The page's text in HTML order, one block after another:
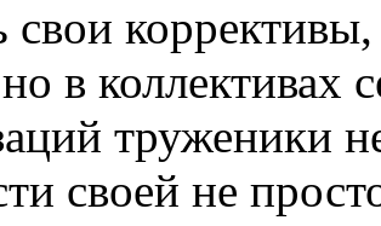
свои
в коллективах
труженики
своей не